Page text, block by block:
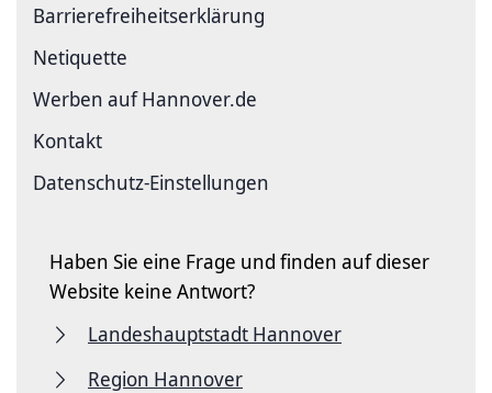
Barriere­freiheits­erklärung
Netiquette
Werben auf Hannover.de
Kontakt
Datenschutz-Einstellungen
Haben Sie eine Frage und finden auf dieser
Website keine Antwort?
Landeshauptstadt Hannover
Region Hannover